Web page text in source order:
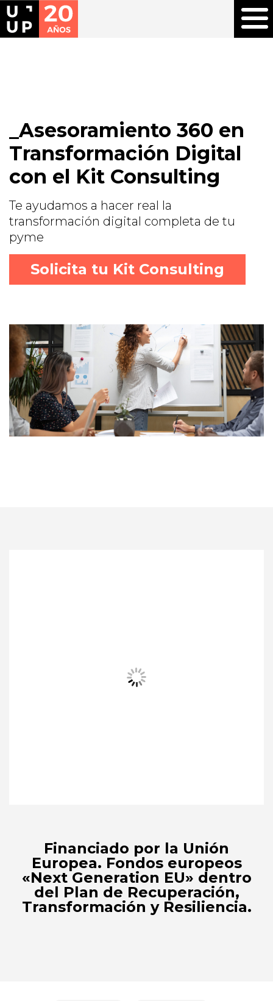
Asesoramiento 360 en
Transformación Digital
con el Kit Consulting
Te ayudamos a hacer real la
transformación digital completa de tu
pyme
Solicita tu Kit Consulting
Financiado por la Unión
Europea. Fondos europeos
«Next Generation EU» dentro
del Plan de Recuperación,
Transformación y Resiliencia.